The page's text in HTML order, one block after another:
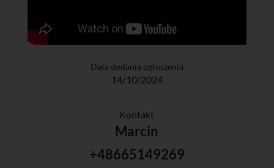
Data dodania ogłoszenia
14/10/2024
Kontakt
Marcin
+48665149269